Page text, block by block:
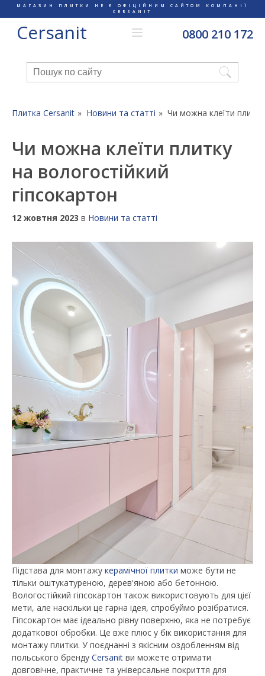
МАГАЗИН ПЛИТКИ НЕ Є ОФІЦІЙНИМ САЙТОМ КОМПАНІЇ
CERSANIT
Cersanit 0800 210 172
Плитка Cersanit Новини та статті Чи можна клеїти
Чи можна клеїти плитку
на вологостійкий
гіпсокартон
12 жовтня 2023 в Новини та статті
Підстава для монтажу керамічної плитки може бути не
тільки оштукатуреною, дерев'яною або бетонною.
Вологостійкий гіпсокартон також використовують для цієї
мети, але наскільки це гарна ідея, спробуймо розібратися.
Гіпсокартон має ідеально рівну поверхню, яка не потребує
додаткової обробки. Це вже плюс у бік використання для
монтажу плитки. У поєднанні з якісним оздобленням від
польського бренду Cersanit ви можете отримати
довговічне, практичне та універсальне покриття для